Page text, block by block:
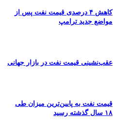
کاهش ۴ درصدی قیمت نفت پس از
مواضع جدید ترامپ
عقب‌نشینی قیمت نفت در بازار جهانی
قیمت نفت به پایین‌ترین میزان طی
۱۸ سال گذشته رسید